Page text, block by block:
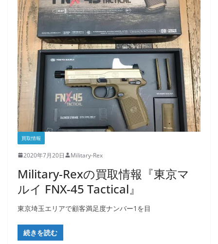
買取情報
2020年7月20日 Military-Rex
Military-Rexの買取情報『東京マ
ルイ FNX-45 Tactical』
東京埼玉エリアで顧客満足度ナンバー1を目
続きを読む